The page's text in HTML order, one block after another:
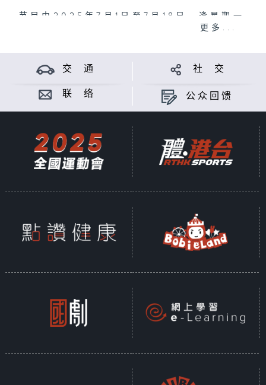
节目由2025年7月1日至7月18日，逢星期一
至五，晚上8:25 ，港台电视31播出。更多...
交 通 社 交
联 络 公众回馈